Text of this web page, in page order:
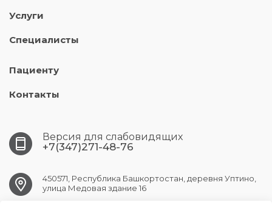
Услуги
Специалисты
Пациенту
Контакты
Версия для слабовидящих
+7(347)271-48-76
450571, Республика Башкортостан, деревня Уптино,
улица Медовая здание 16